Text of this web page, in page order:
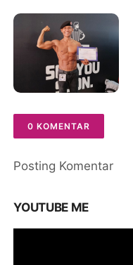
0 KOMENTAR
Posting Komentar
YOUTUBE ME